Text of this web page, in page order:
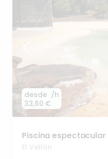
desde
33,60 €
/h
Piscina espectacular
🌞
El Vellón